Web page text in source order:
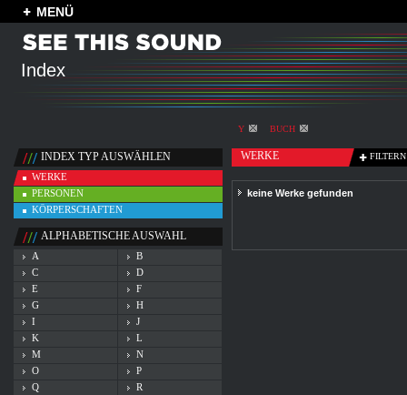
MENÜ
Index
Y BUCH
INDEX TYP AUSWÄHLEN
WERKE
PERSONEN
KÖRPERSCHAFTEN
ALPHABETISCHE AUSWAHL
A
B
C
D
E
F
G
H
I
J
K
L
M
N
O
P
Q
R
WERKE
keine Werke gefunden